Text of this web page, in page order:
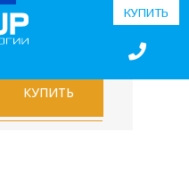
КУПИТЬ
КУПИТЬ